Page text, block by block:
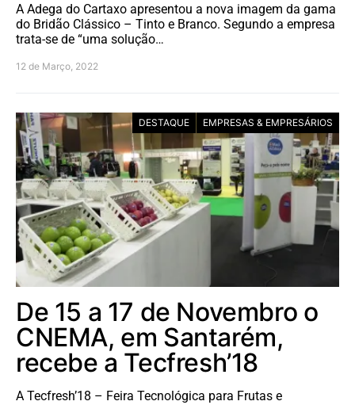
A Adega do Cartaxo apresentou a nova imagem da gama
do Bridão Clássico – Tinto e Branco. Segundo a empresa
trata-se de “uma solução…
12 de Março, 2022
DESTAQUE EMPRESAS & EMPRESÁRIOS
De 15 a 17 de Novembro o
CNEMA, em Santarém,
recebe a Tecfresh’18
A Tecfresh’18 – Feira Tecnológica para Frutas e